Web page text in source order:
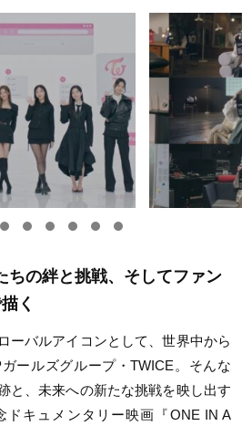
ちの絆と挑戦、そしてファン
く
ーバルアイコンとして、世界中から
ールズグループ・TWICE。そんな
と、未来への新たな挑戦を映し出す
ドキュメンタリー映画『ONE IN A